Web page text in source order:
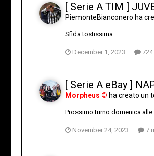
[ Serie A TIM ]
PiemonteBianconero ha
Sfida tostissima.
December 1, 2023
[ Serie A eBay ]
Morpheus © ha creato un
Prossimo turno domenica alle
November 24, 2023 7